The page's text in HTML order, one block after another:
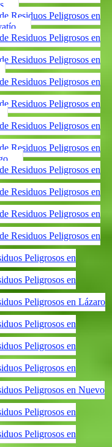
Residuos Peligrosos en
Residuos Peligrosos en
Residuos Peligrosos en
Residuos Peligrosos en
Residuos Peligrosos en
Residuos Peligrosos en
Residuos Peligrosos en
Residuos Peligrosos en
Residuos Peligrosos en
Residuos Peligrosos en
Residuos Peligrosos en
Peligrosos en
Peligrosos en
Peligrosos en Lázaro
Peligrosos en
Peligrosos en
Peligrosos en
Peligrosos en Nuevo
Peligrosos en
Peligrosos en